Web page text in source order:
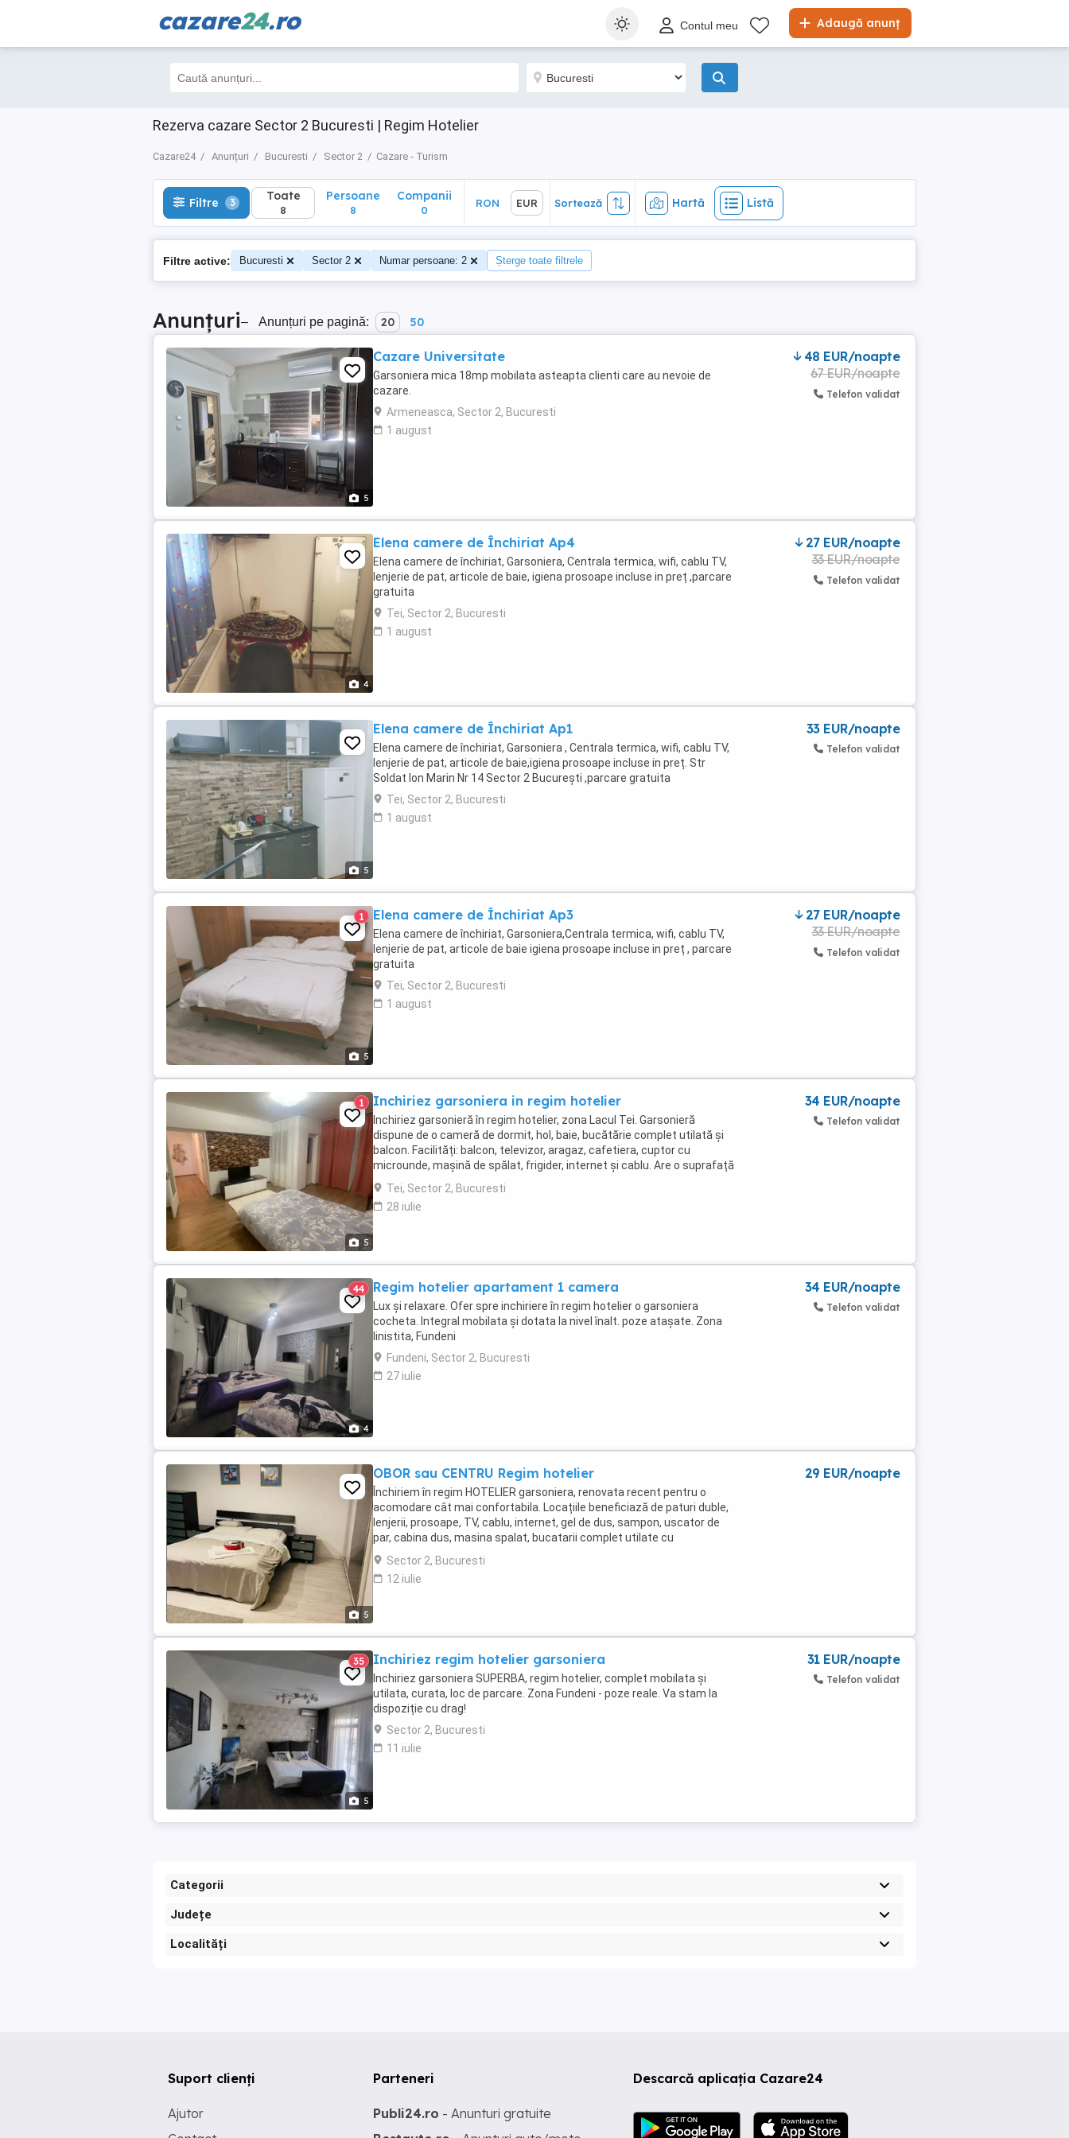
cazare24.ro Adaugă anunț
Contul meu
Rezerva cazare Sector 2 Bucuresti | Regim Hotelier
Cazare24 Anunțuri Bucuresti Sector 2 Cazare - Turism
Filtre 3 Toate
8
Hartă Listă
Filtre 3 Toate
8
Persoane
8
Companii
0
RON EUR Sortează Hartă Listă
Filtre active: Bucuresti Sector 2 Numar persoane: 2 Șterge toate filtrele
Anunțuri– Anunțuri pe pagină: 20 50
5
Cazare Universitate
Garsoniera mica 18mp mobilata asteapta clienti care au nevoie de
cazare.
Armeneasca, Sector 2, Bucuresti
1 august
48 EUR/noapte
67 EUR/noapte
Telefon validat
4
Elena camere de Închiriat Ap4
Elena camere de închiriat, Garsoniera, Centrala termica, wifi, cablu TV,
lenjerie de pat, articole de baie, igiena prosoape incluse in preț ,parcare
gratuita
Tei, Sector 2, Bucuresti
1 august
27 EUR/noapte
33 EUR/noapte
Telefon validat
5
Elena camere de Închiriat Ap1
Elena camere de închiriat, Garsoniera , Centrala termica, wifi, cablu TV,
lenjerie de pat, articole de baie,igiena prosoape incluse in preț. Str
Soldat Ion Marin Nr 14 Sector 2 București ,parcare gratuita
Tei, Sector 2, Bucuresti
1 august
33 EUR/noapte
Telefon validat
5
1 Elena camere de Închiriat Ap3
Elena camere de închiriat, Garsoniera,Centrala termica, wifi, cablu TV,
lenjerie de pat, articole de baie igiena prosoape incluse in preț , parcare
gratuita
Tei, Sector 2, Bucuresti
1 august
27 EUR/noapte
33 EUR/noapte
Telefon validat
5
1 Inchiriez garsoniera in regim hotelier
Inchiriez garsonieră în regim hotelier, zona Lacul Tei. Garsonieră
dispune de o cameră de dormit, hol, baie, bucătărie complet utilată și
balcon. Facilități: balcon, televizor, aragaz, cafetiera, cuptor cu
microunde, mașină de spălat, frigider, internet și cablu. Are o suprafață
de 45 m2 și este situată ...
Tei, Sector 2, Bucuresti
28 iulie
34 EUR/noapte
Telefon validat
4
44 Regim hotelier apartament 1 camera
Lux și relaxare. Ofer spre inchiriere în regim hotelier o garsoniera
cocheta. Integral mobilata și dotata la nivel înalt. poze atașate. Zona
linistita, Fundeni
Fundeni, Sector 2, Bucuresti
27 iulie
34 EUR/noapte
Telefon validat
5
OBOR sau CENTRU Regim hotelier
Închiriem în regim HOTELIER garsoniera, renovata recent pentru o
acomodare cât mai confortabila. Locațiile beneficiază de paturi duble,
lenjerii, prosoape, TV, cablu, internet, gel de dus, sampon, uscator de
par, cabina dus, masina spalat, bucatarii complet utilate cu
electrocasnice-frigider, plita electrica, ...
Sector 2, Bucuresti
12 iulie
29 EUR/noapte
5
35 Inchiriez regim hotelier garsoniera
Inchiriez garsoniera SUPERBA, regim hotelier, complet mobilata și
utilata, curata, loc de parcare. Zona Fundeni - poze reale. Va stam la
dispoziție cu drag!
Sector 2, Bucuresti
11 iulie
31 EUR/noapte
Telefon validat
Categorii
Județe
Localități
Descarcă aplicația Cazare24
Suport clienți
Ajutor
Parteneri
Publi24.ro - Anunturi gratuite